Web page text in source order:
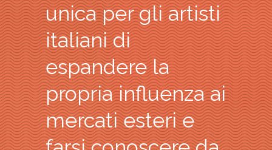
unica per gli artisti
italiani di
espandere la
propria influenza ai
mercati esteri e